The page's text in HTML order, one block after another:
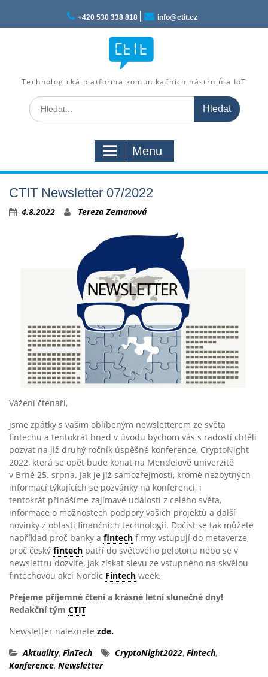
content
+420 530 338 818 info@ctit.cz
Technologická platforma komunikačních nástrojů a IoT
Search
for:
Menu
CTIT Newsletter 07/2022
4.8.2022 Tereza Zemanová
Vážení čtenáři,
jsme zpátky s vašim oblíbeným newsletterem ze světa
fintechu a tentokrát hned v úvodu bychom vás s radostí chtěli
pozvat na již druhý ročník úspěšné konference, CryptoNight
2022, která se opět bude konat na Mendelově univerzitě
v Brně 25. srpna. Jak je již samozřejmostí, kromě nezbytných
informací týkajících se pozvánky na konferenci, i
tentokrát přinášíme zajímavé události z celého světa,
informace o možnostech podpory vašich projektů a další
novinky z oblasti finančních technologií. Dočíst se tak můžete
například proč banky a fintech firmy vstupují do metaverze,
proč český fintech patří do světového pelotonu nebo se v
newslettru dozvíte, jak získat slevu ze vstupného na skvělou
fintechovou akci Nordic Fintech week.
Přejeme příjemné čtení a krásné letní slunečné dny!
Redakční tým CTIT
Newsletter naleznete zde.
Aktuality, FinTech CryptoNight2022, Fintech,
Konference, Newsletter